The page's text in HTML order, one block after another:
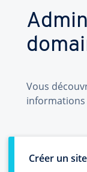
Vous
informations
Créer un